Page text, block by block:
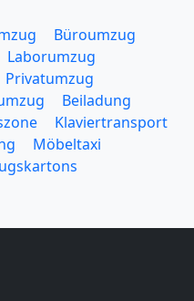
Büroumzug
Laborumzug
Privatumzug
Beiladung
Klaviertransport
Möbeltaxi